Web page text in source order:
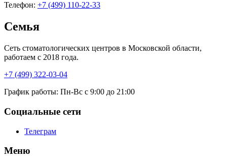
Телефон: +7 (499) 110-22-33
Семья
Сеть стоматологических центров в Московской области,
работаем с 2018 года.
+7 (499) 322-03-04
График работы: Пн-Вс с 9:00 до 21:00
Социальные сети
Телеграм
Меню